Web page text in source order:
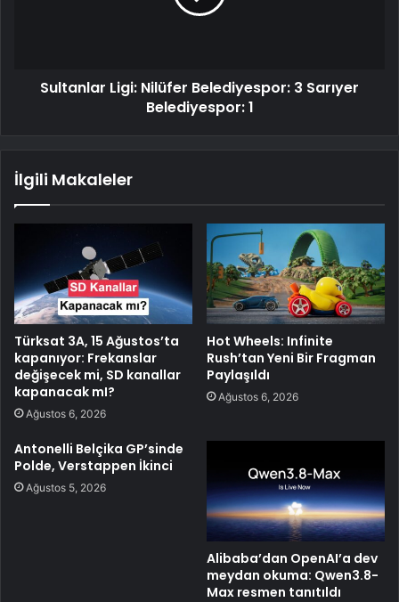
Sultanlar Ligi: Nilüfer Belediyespor: 3 Sarıyer
Belediyespor: 1
İlgili Makaleler
Türksat 3A, 15 Ağustos’ta
kapanıyor: Frekanslar
değişecek mi, SD kanallar
kapanacak mI?
Ağustos 6, 2026
Hot Wheels: Infinite
Rush’tan Yeni Bir Fragman
Paylaşıldı
Ağustos 6, 2026
Antonelli Belçika GP’sinde
Polde, Verstappen İkinci
Ağustos 5, 2026
Alibaba’dan OpenAI’a dev
meydan okuma: Qwen3.8-
Max resmen tanıtıldı